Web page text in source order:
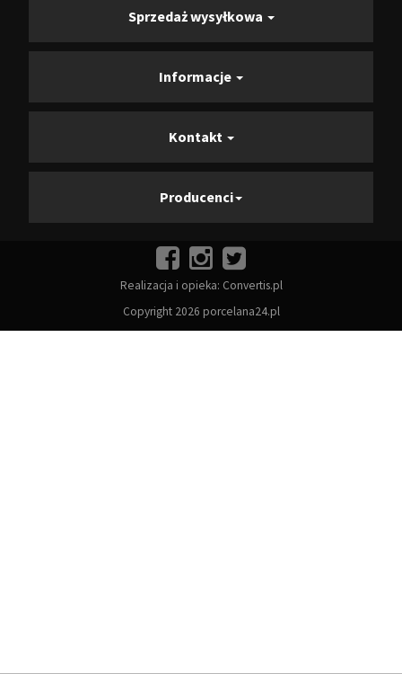
Sprzedaż wysyłkowa
Informacje
Kontakt
Producenci
Realizacja i opieka: Convertis.pl
Copyright 2026 porcelana24.pl